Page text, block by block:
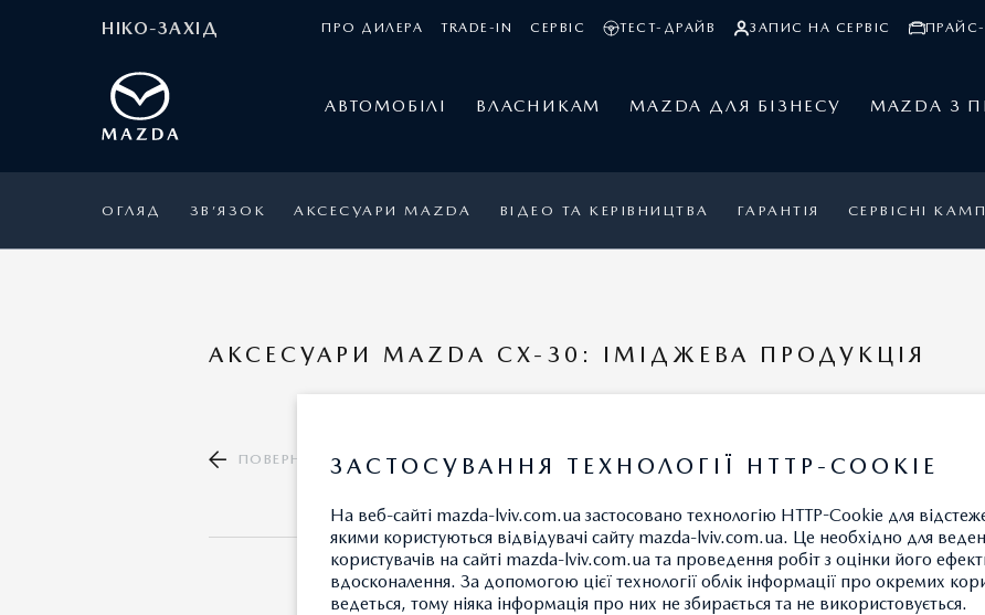
НІКО-ЗАХІД ПРО ДИЛЕРА TRADE-IN СЕРВІС ТЕСТ-ДРАЙВ ЗАПИС НА СЕРВІС ПРАЙС-
АВТОМОБІЛІ ВЛАСНИКАМ MAZDA ДЛЯ БІЗНЕСУ MAZDA З
ОГЛЯД ЗВ’ЯЗОК АКСЕСУАРИ MAZDA ВІДЕО ТА КЕРІВНИЦТВА ГАРАНТІЯ СЕРВІСНІ
АКСЕСУАРИ MAZDA CX-30: ІМІДЖЕВА ПРОДУКЦІЯ
ПОВЕРНУТИСЯ ДО КАТАЛОГУ АКСЕСУАРІВ
ЗАСТОСУВАННЯ ТЕХНОЛОГІЇ HTTP-COOKIE
На веб-сайті mazda-lviv.com.ua застосовано технологію HTTP-Cookie для
якими користуються відвідувачі сайту mazda-lviv.com.ua. Це необхідно для
користувачів на сайті mazda-lviv.com.ua та проведення робіт з оцінки його
вдосконалення. За допомогою цієї технології облік інформації про окремих
ведеться, тому ніяка інформація про них не збирається та не використовується.